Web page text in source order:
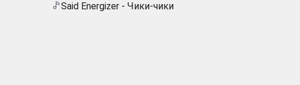
Said Energizer - Чики-чики